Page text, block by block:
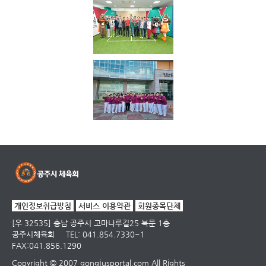
개인정보취급방침 서비스 이용약관
회원종목단체
[우 32535] 충남 공주시 고마나루길25 북문 1층
공주시체육회
TEL: 041.854.7330~1
FAX:041.856.1290
Copyright © 2007 gongjusportal.com All Rights